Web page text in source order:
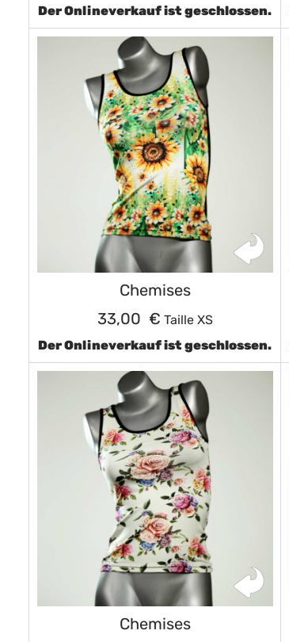
Der Onlineverkauf ist geschlossen.
Chemises
33,00 € Taille XS
Der Onlineverkauf ist geschlossen.
Chemises